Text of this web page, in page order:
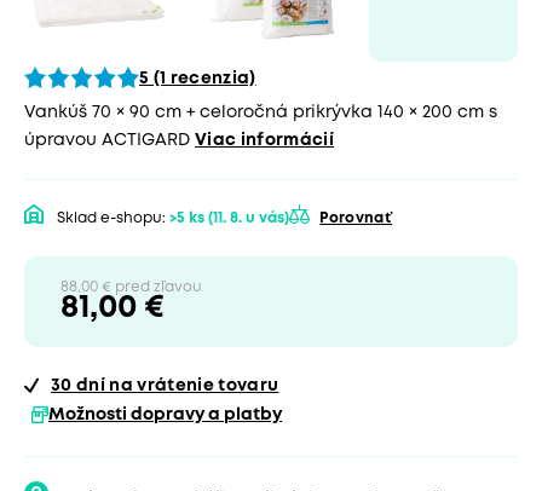
5 (1 recenzia)
Vankúš 70 × 90 cm + celoročná prikrývka 140 × 200 cm s
úpravou ACTIGARD Viac informácií
Sklad e-shopu: >5 ks (11. 8. u vás) Porovnať
88,00 € pred zľavou
81,00 €
30 dní na vrátenie tovaru
Možnosti dopravy a platby